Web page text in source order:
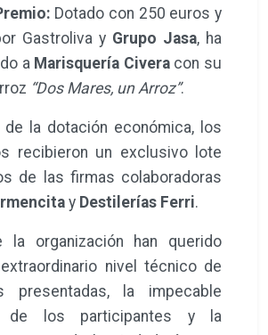
de esta distinguida
ha quedado configurado
manera:
Dotado con 1.000 euros
por Gastroliva y
Mahou
, ha
Rte Chef Amadeo
gracias a su
denominado
“Gamba amb
Premio: Dotado con 500 euros
Gastroliva y
Moll Motor
, ha
a
NAS VLCpor su original